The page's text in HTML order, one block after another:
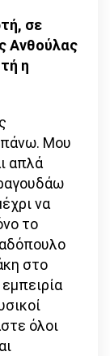
σε
Ανθούλας
η
πάνω. Μου
απλά
να
το
στο
όλοι